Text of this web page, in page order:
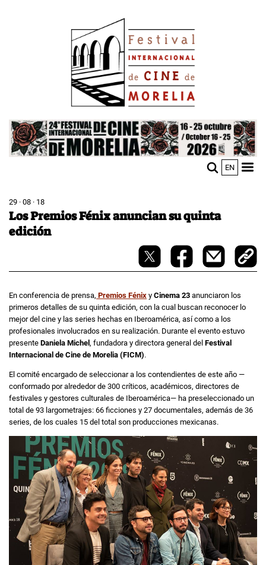
Image
EN
29 · 08 · 18
Los Premios Fénix anuncian su quinta
edición
En conferencia de prensa, Premios Fénix y Cinema 23 anunciaron los
primeros detalles de su quinta edición, con la cual buscan reconocer lo
mejor del cine y las series hechas en Iberoamérica, así como a los
profesionales involucrados en su realización. Durante el evento estuvo
presente Daniela Michel , fundadora y directora general del Festival
Internacional de Cine de Morelia (FICM).
El comité encargado de seleccionar a los contendientes de este año —
conformado por alrededor de 300 críticos, académicos, directores de
festivales y gestores culturales de Iberoamérica— ha preseleccionado un
total de 93 largometrajes: 66 ficciones y 27 documentales, además de 36
series, de los cuales 15 del total son producciones mexicanas.